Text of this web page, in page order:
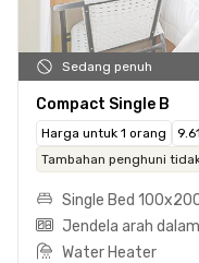
Sedang penuh
Compact Single B
Harga untuk 1 orang
Tambahan penghuni
Single Bed
Jendela arah dalam
Water Heater